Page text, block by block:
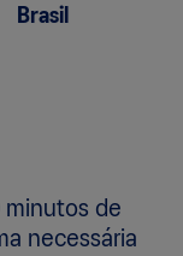
Brasil
minutos de
necessária